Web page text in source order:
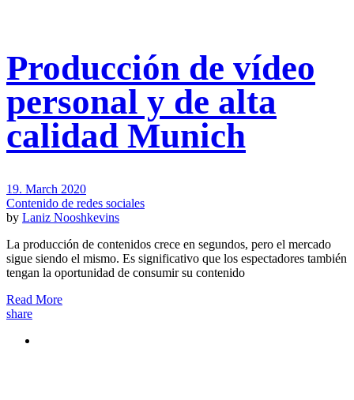
Producción de vídeo
personal y de alta
calidad Munich
19. March 2020
Contenido de redes sociales
by Laniz Nooshkevins
La producción de contenidos crece en segundos, pero el mercado
sigue siendo el mismo. Es significativo que los espectadores también
tengan la oportunidad de consumir su contenido
Read More
share